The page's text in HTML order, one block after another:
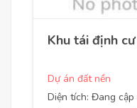
Khu tái định
Dự án đất nền
Diện tích: Đang cập